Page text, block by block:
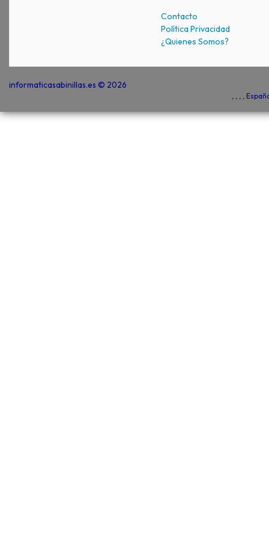
Contacto
Política Privacidad
¿Quienes Somos?
informaticasabinillas.es © 2026
, , , ,